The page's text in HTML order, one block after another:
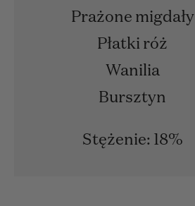
Prażone migdały
Płatki róż
Wanilia
Bursztyn
Stężenie: 18%